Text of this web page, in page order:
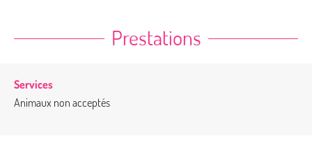
Prestations
Services
Animaux non acceptés